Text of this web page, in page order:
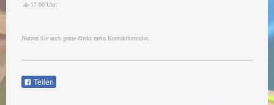
ab 17.00 Uhr:
Nutzen Sie auch gerne direkt mein Kontaktformular.
Teilen